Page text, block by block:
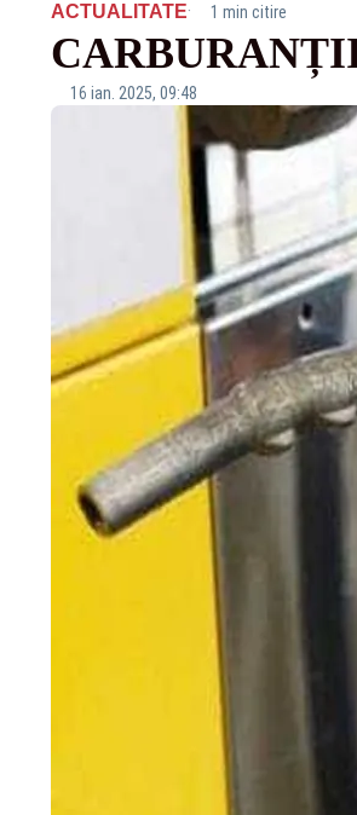
ACTUALITATE· 1 min citire
16 ian. 2025, 09:48